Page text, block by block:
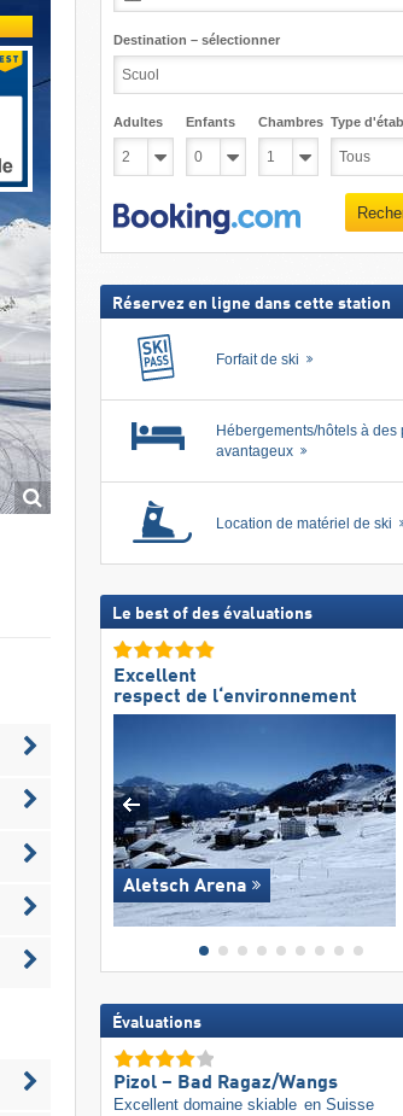
Destination – sélectionner
Adultes Enfants Chambres Type
Réservez en ligne dans cette station
Forfait de ski
Hébergements/hôtels à des
avantageux
Location de matériel de ski
Le best of des évaluations
Excellent
respect de l‘environnement
Aletsch Arena
Évaluations
Pizol – Bad Ragaz/​Wangs
Excellent domaine skiable en Suisse